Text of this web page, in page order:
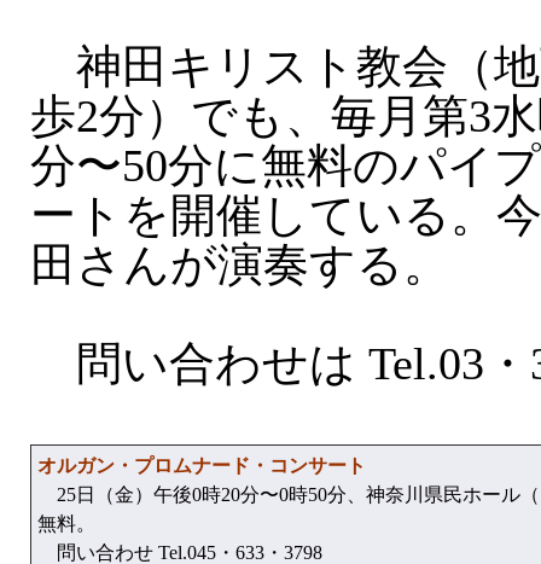
神田キリスト教会（
歩2分）でも、毎月第3
分〜50分に無料のパイ
ートを開催している。
田さんが演奏する。
問い合わせは Tel.03・
オルガン・プロムナード・コンサート
25日（金）午後0時20分〜0時50分、神奈川県民ホール
無料。
問い合わせ Tel.045・633・3798